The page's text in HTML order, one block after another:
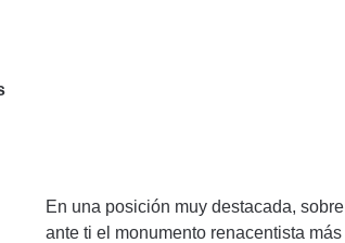
En una posición muy destacada,
ante ti el monumento renacentista